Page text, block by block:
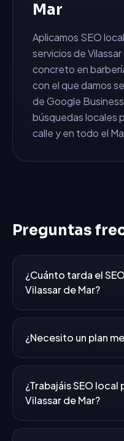
Mar
Aplicamos SEO
servicios de
concreto en
con el que damos
de Google
búsquedas locales
calle y en todo el
Preguntas
¿Cuánto tarda el
Vilassar de Mar?
¿Necesito un plan
¿Trabajáis SEO
Vilassar de Mar?